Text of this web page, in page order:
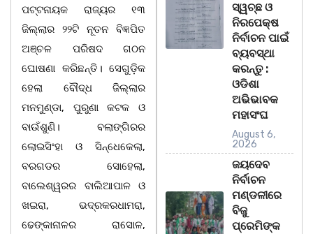
ପଟ୍ଟନାୟକ ରାଜ୍ୟର ୧୩
ଜିଲ୍ଲାର ୨୨ଟି ନୂତନ ବିଜ୍ଞପିତ
ଅଞ୍ଚଳ ପରିଷଦ ଗଠନ
ଘୋଷଣା କରିଛନ୍ତି। ସେଗୁଡ଼ିକ
ହେଲା ବୌଦ୍ଧ ଜିଲ୍ଲାର
ମନମୁଣ୍ଡା, ପୁରୁଣା କଟକ ଓ
ବାଉଁଶୁଣି। ବଲାଙ୍ଗିରର
ଲୋଇସିଂହା ଓ ସିନ୍ଧେକେଲା,
ବରଗଡର ସୋହେଲା,
ବାଲେଶ୍ୱରର ବାଲିଆପାଳ ଓ
ଖଇରା, ଭଦ୍ରକରଧାମରା,
ଢେଙ୍କାନାଳର ରାସୋଳ,
ସ୍ୱଚ୍ଛ ଓ
ନିରପେକ୍ଷ
ନିର୍ବାଚନ ପାଇଁ
ବ୍ୟବସ୍ଥା
କରନ୍ତୁ :
ଓଡିଶା
ଅଭିଭାବକ
ମହାସଂଘ
August 6,
2026
ଜୟଦେବ
ନିର୍ବାଚନ
ମଣ୍ଡଳୀରେ
ବିଜୁ
ପ୍ରେମିଙ୍କ